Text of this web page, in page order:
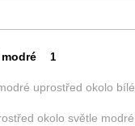
1
uprostřed okolo bílé
okolo světle modré